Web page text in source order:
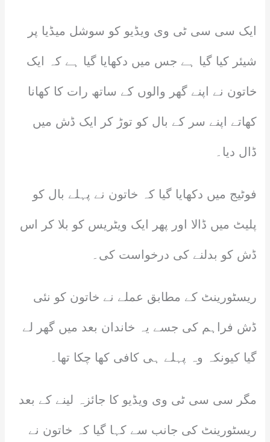
ایک سی سی ٹی وی ویڈیو کو سوشل میڈیا پر
شیئر کیا گیا ہے جس میں دکھایا گیا ہے کہ ایک
خاتون نے اپنے گھر والوں کے ساتھ رات کا کھانا
کھاتے اپنے سر کے بال کو توڑ کر ایک ڈش میں
ڈال دیا۔
فوٹیج میں دکھایا گیا کہ خاتون نے پہلے بال کو
پلیٹ میں ڈالا اور پھر ایک ویٹریس کو بلا کر اس
ڈش کو بدلنے کی درخواست کی۔
ریسٹورینٹ کے مطابق عملے نے خاتون کو نئی
ڈش فراہم کی جسے یہ خاندان بعد میں گھر لے
گیا کیونکہ وہ پہلے ہی کافی کھا چکا تھا۔
مگر سی سی ٹی وی ویڈیو کا جائزہ لینے کے بعد
ریسٹورینٹ کی جانب سے کہا گیا کہ خاتون نے